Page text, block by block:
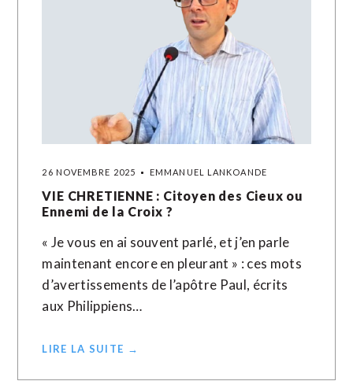
26 NOVEMBRE 2025 EMMANUEL LANKOANDE
VIE CHRETIENNE : Citoyen des Cieux ou
Ennemi de la Croix ?
« Je vous en ai souvent parlé, et j’en parle
maintenant encore en pleurant » : ces mots
d’avertissements de l’apôtre Paul, écrits
aux Philippiens…
LIRE LA SUITE →